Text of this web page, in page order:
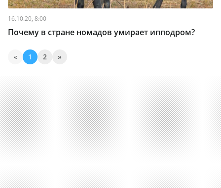
16.10.20, 8:00
Почему в стране номадов умирает ипподром?
« 1 2 »